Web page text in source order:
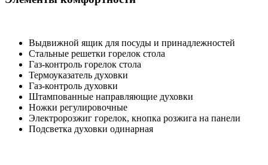
Выдвижной ящик для посуды и принадлежностей
Стальные решетки горелок стола
Газ-контроль горелок стола
Термоуказатель духовки
Газ-контроль духовки
Штампованные направляющие духовки
Ножки регулировочные
Электророзжиг горелок, кнопка розжига на панели
Подсветка духовки одинарная